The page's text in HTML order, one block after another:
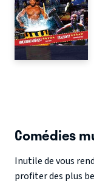
Comédies
Inutile de vous
profiter des plus